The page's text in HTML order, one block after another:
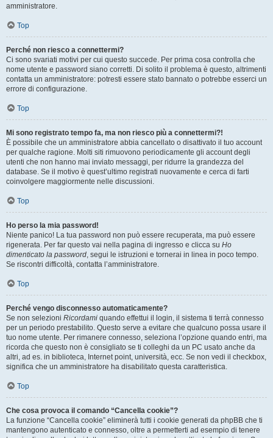
amministratore.
Top
Perché non riesco a connettermi?
Ci sono svariati motivi per cui questo succede. Per prima cosa controlla che
nome utente e password siano corretti. Di solito il problema è questo, altrimenti
contatta un amministratore: potresti essere stato bannato o potrebbe esserci un
errore di configurazione.
Top
Mi sono registrato tempo fa, ma non riesco più a connettermi?!
È possibile che un amministratore abbia cancellato o disattivato il tuo account
per qualche ragione. Molti siti rimuovono periodicamente gli account degli
utenti che non hanno mai inviato messaggi, per ridurre la grandezza del
database. Se il motivo è quest’ultimo registrati nuovamente e cerca di farti
coinvolgere maggiormente nelle discussioni.
Top
Ho perso la mia password!
Niente panico! La tua password non può essere recuperata, ma può essere
rigenerata. Per far questo vai nella pagina di ingresso e clicca su Ho
dimenticato la password, segui le istruzioni e tornerai in linea in poco tempo.
Se riscontri difficoltà, contatta l’amministratore.
Top
Perché vengo disconnesso automaticamente?
Se non selezioni Ricordami quando effettui il login, il sistema ti terrà connesso
per un periodo prestabilito. Questo serve a evitare che qualcuno possa usare il
tuo nome utente. Per rimanere connesso, seleziona l’opzione quando entri, ma
ricorda che questo non è consigliato se ti colleghi da un PC usato anche da
altri, ad es. in biblioteca, Internet point, università, ecc. Se non vedi il checkbox,
significa che un amministratore ha disabilitato questa caratteristica.
Top
Che cosa provoca il comando “Cancella cookie”?
La funzione “Cancella cookie” eliminerà tutti i cookie generati da phpBB che ti
mantengono autenticato e connesso, oltre a permetterti ad esempio di tenere